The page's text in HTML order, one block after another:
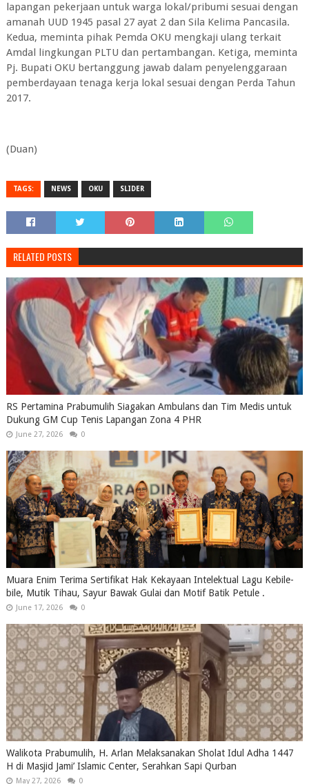
lapangan pekerjaan untuk warga lokal/pribumi sesuai dengan
amanah UUD 1945 pasal 27 ayat 2 dan Sila Kelima Pancasila.
Kedua, meminta pihak Pemda OKU mengkaji ulang terkait
Amdal lingkungan PLTU dan pertambangan. Ketiga, meminta
Pj. Bupati OKU bertanggung jawab dalam penyelenggaraan
pemberdayaan tenaga kerja lokal sesuai dengan Perda Tahun
2017.
(Duan)
TAGS: NEWS OKU SLIDER
RELATED POSTS
RS Pertamina Prabumulih Siagakan Ambulans dan Tim Medis untuk
Dukung GM Cup Tenis Lapangan Zona 4 PHR
June 27, 2026 0
Muara Enim Terima Sertifikat Hak Kekayaan Intelektual Lagu Kebile-
bile, Mutik Tihau, Sayur Bawak Gulai dan Motif Batik Petule .
June 17, 2026 0
Walikota Prabumulih, H. Arlan Melaksanakan Sholat Idul Adha 1447
H di Masjid Jami’ Islamic Center, Serahkan Sapi Qurban
May 27, 2026 0